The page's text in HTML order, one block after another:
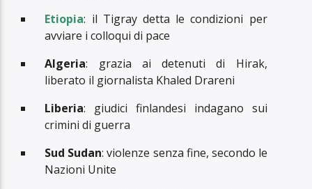
Etiopia: il Tigray detta le condizioni per
avviare i colloqui di pace
Algeria: grazia ai detenuti di Hirak,
liberato il giornalista Khaled Drareni
Liberia: giudici finlandesi indagano sui
crimini di guerra
Sud Sudan: violenze senza fine, secondo le
Nazioni Unite